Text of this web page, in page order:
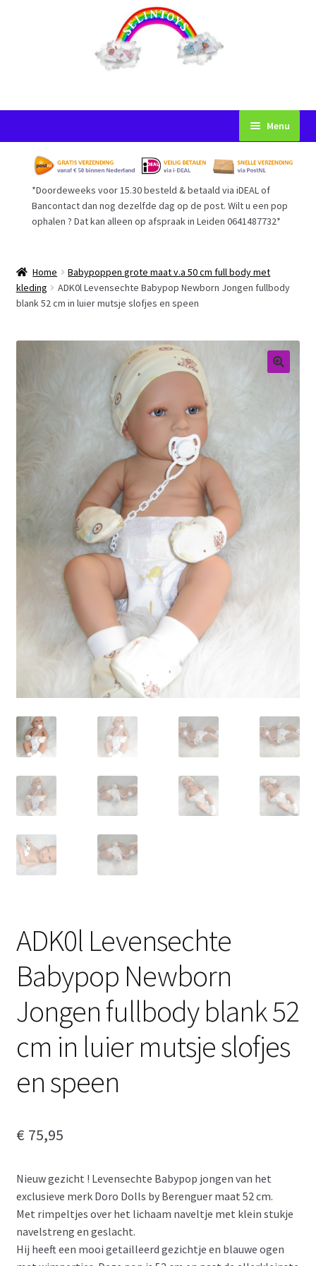
naar
navigatie
inhoud
Menu
Startpagina
Voorwaarden
Afrekenen
Gastenboek
Retouren
*Doordeweeks voor 15.30 besteld & betaald via iDEAL of
Bancontact dan nog dezelfde dag op de post. Wilt u een pop
ophalen ? Dat kan alleen op afspraak in Leiden 0641487732*
Home
Babypoppen grote maat v.a 50 cm full body met
kleding
ADK0l Levensechte Babypop Newborn Jongen fullbody
blank 52 cm in luier mutsje slofjes en speen
ADK0l Levensechte
Babypop Newborn
Jongen fullbody blank 52
cm in luier mutsje slofjes
en speen
€ 75,95
Nieuw gezicht ! Levensechte Babypop jongen van het
exclusieve merk Doro Dolls by Berenguer maat 52 cm.
Met rimpeltjes over het lichaam naveltje met klein stukje
navelstreng en geslacht.
Hij heeft een mooi getailleerd gezichtje en blauwe ogen